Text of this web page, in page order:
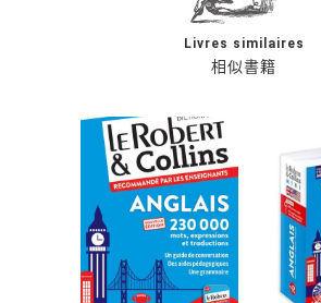
相似書籍
Livres similaires